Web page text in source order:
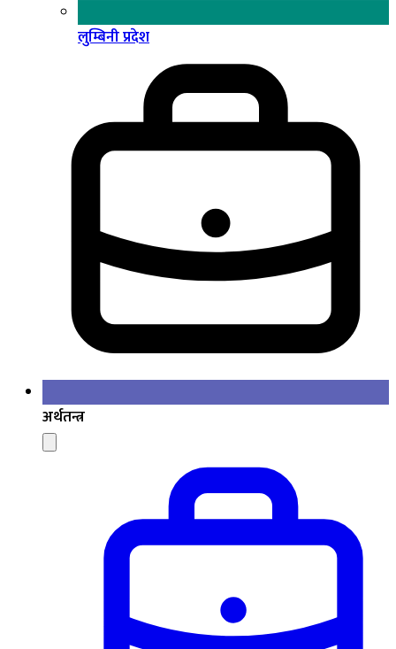
लुम्बिनी प्रदेश
अर्थतन्त्र